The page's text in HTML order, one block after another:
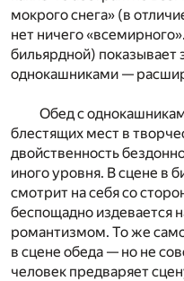
мокрого снега» (в
нет ничего
бильярдной) показывает
однокашниками —
Обед с
блестящих мест в
двойственность
иного уровня. В сцене в
смотрит на себя со
беспощадно издевается
романтизмом. То же
в сцене обеда — но не
человек предваряет